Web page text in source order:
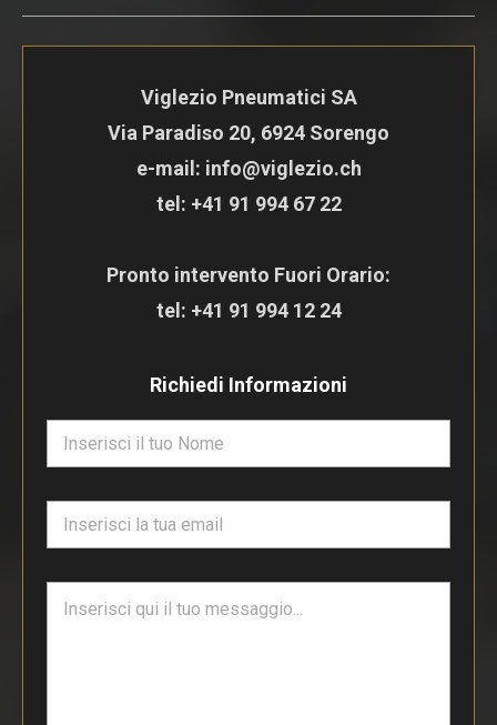
Viglezio Pneumatici SA
Via Paradiso 20, 6924 Sorengo
e-mail: info@viglezio.ch
tel: +41 91 994 67 22
Pronto intervento Fuori Orario:
tel: +41 91 994 12 24
Richiedi Informazioni
m
a